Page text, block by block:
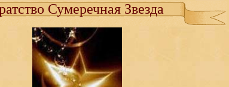
Сумеречная Звезда